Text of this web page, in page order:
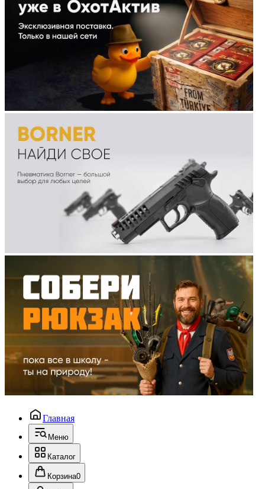
Главная
Меню
Каталог
Корзина0